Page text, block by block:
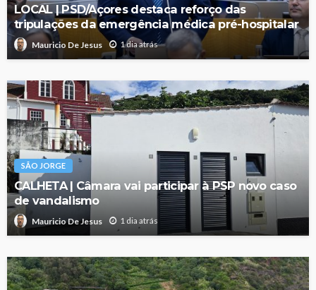
LOCAL | PSD/Açores destaca reforço das
tripulações da emergência médica pré-hospitalar
Mauricio De Jesus 1 dia atrás
SÃO JORGE
CALHETA | Câmara vai participar à PSP novo caso
de vandalismo
Mauricio De Jesus 1 dia atrás